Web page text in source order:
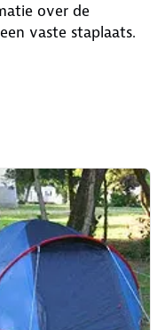
over de
vaste staplaats.